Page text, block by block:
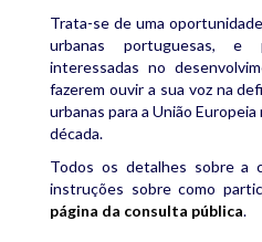
Trata-se de uma
urbanas portuguesas,
interessadas no
fazerem ouvir a sua voz na
urbanas para a União
década.
Todos os detalhes sobre a
instruções sobre como
página da consulta pública.